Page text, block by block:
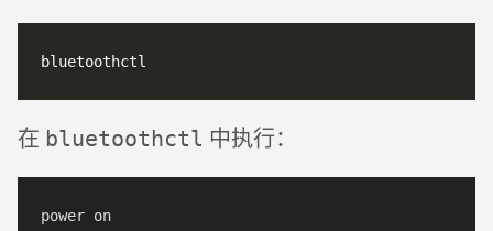
在 bluetoothctl 中执行：
power on